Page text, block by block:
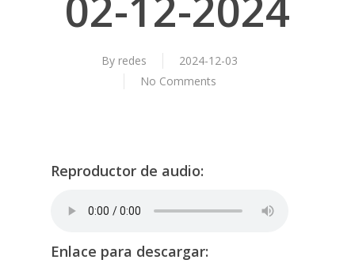
By redes
2024-12-03
No Comments
Reproductor de audio:
Enlace para descargar: